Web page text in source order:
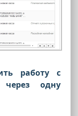
работу с
одну